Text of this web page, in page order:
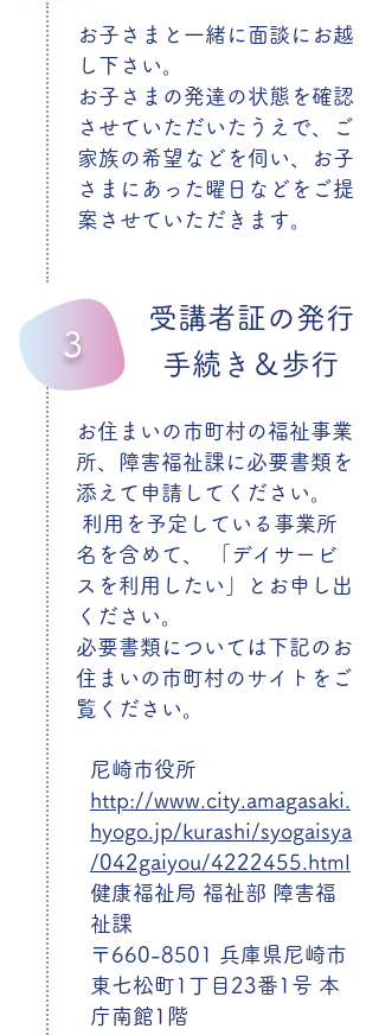
お子さまと一緒に面談にお越
し下さい。
お子さまの発達の状態を確認
させていただいたうえで、ご
家族の希望などを伺い、お子
さまにあった曜日などをご提
案させていただきます。
お住まいの市町村の福祉事業
所、障害福祉課に必要書類を
添えて申請してください。
利用を予定している事業所
名を含めて、 「デイサービ
スを利用したい」とお申し出
ください。
必要書類については下記のお
住まいの市町村のサイトをご
覧ください。
尼崎市役所
http://www.city.amagasaki.
hyogo.jp/kurashi/syogaisya
/042gaiyou/4222455.html
健康福祉局 福祉部 障害福
祉課
〒660-8501 兵庫県尼崎市
東七松町1丁目23番1号 本
庁南館1階
3
受講者証の発行
​手続き＆歩行